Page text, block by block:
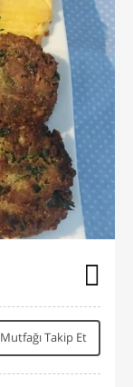
Mutfağı Takip Et